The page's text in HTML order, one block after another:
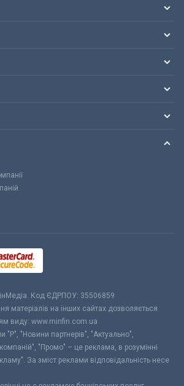
Код ЄДРПОУ: 35506859
матеріалів на інших сайтах дозволяється
виду: www.minfin.com.ua
"Р", "Новини партнерів", "Актуально",
"Промо" – це реклама, в розумінні
За зміст реклами відповідальність несе